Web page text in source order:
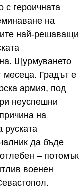
с героичната
на
най-решаващи
Щурмуването
Градът е
армия, под
неуспешни
на
руската
да бъде
– потомък
военен